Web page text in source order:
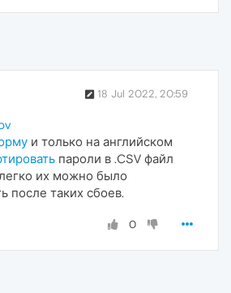
18 Jul 2022, 20:59
и только на английском
пароли в .CSV файл
их можно было
после таких сбоев.
0